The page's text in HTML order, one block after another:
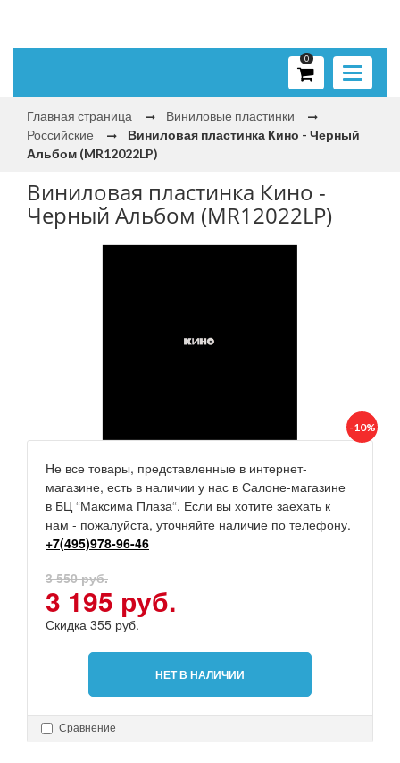
Toggle
0
Главная страница
Виниловые пластинки
Российские
Виниловая пластинка Кино - Черный
Альбом (MR12022LP)
Виниловая пластинка Кино -
Черный Альбом (MR12022LP)
-10%
Не все товары, представленные в интернет-
магазине, есть в наличии у нас в Салоне-магазине
в БЦ “Максима Плаза“. Если вы хотите заехать к
нам - пожалуйста, уточняйте наличие по телефону.
+7(495)978-96-46
3 550 руб.
3 195 руб.
Скидка 355 руб.
НЕТ В НАЛИЧИИ
Сравнение